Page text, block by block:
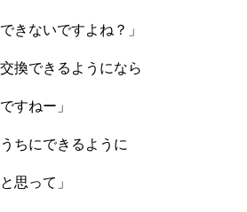
きないですよね？」
換できるようになら
すねー」
ちにできるように
思って」